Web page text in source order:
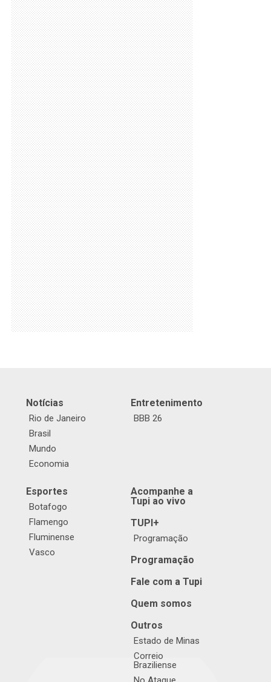
Notícias
Rio de Janeiro
Brasil
Mundo
Economia
Entretenimento
BBB 26
Esportes
Botafogo
Flamengo
Fluminense
Vasco
Acompanhe a
Tupi ao vivo
TUPI+
Programação
Programação
Fale com a Tupi
Quem somos
Outros
Estado de Minas
Correio
Braziliense